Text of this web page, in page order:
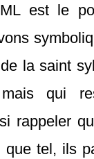
est le
la saint
qui
rappeler
tel, ils